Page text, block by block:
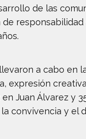
de las
a cabo en
expresión
Juan Álvarez y
convivencia y el